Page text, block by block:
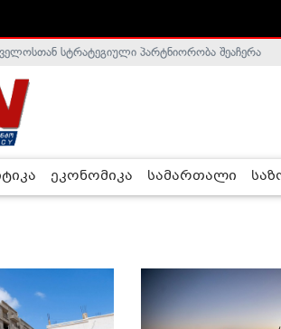
სტრატეგიული პარტნიორობა შეაჩერა
ეკონომიკა სამართალი